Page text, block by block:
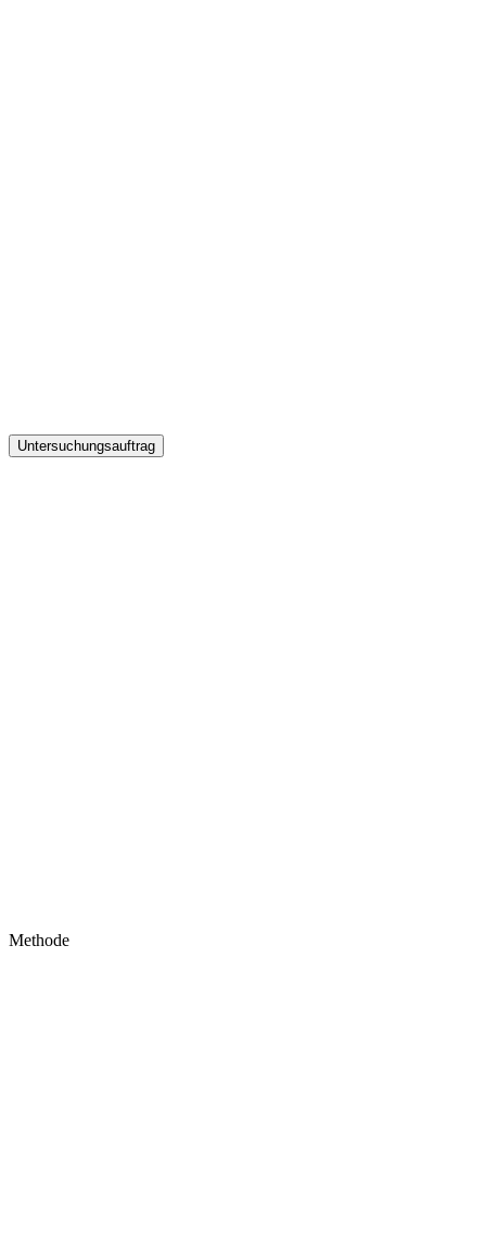
Untersuchungsauftrag
Methode